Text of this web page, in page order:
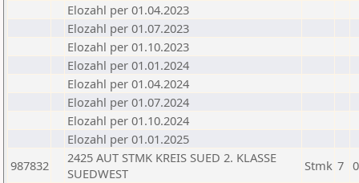
Elozahl per 01.04.2023
Elozahl per 01.07.2023
Elozahl per 01.10.2023
Elozahl per 01.01.2024
Elozahl per 01.04.2024
Elozahl per 01.07.2024
Elozahl per 01.10.2024
Elozahl per 01.01.2025
987832
2425 AUT STMK KREIS SUED 2. KLASSE
SUEDWEST
Stmk 7